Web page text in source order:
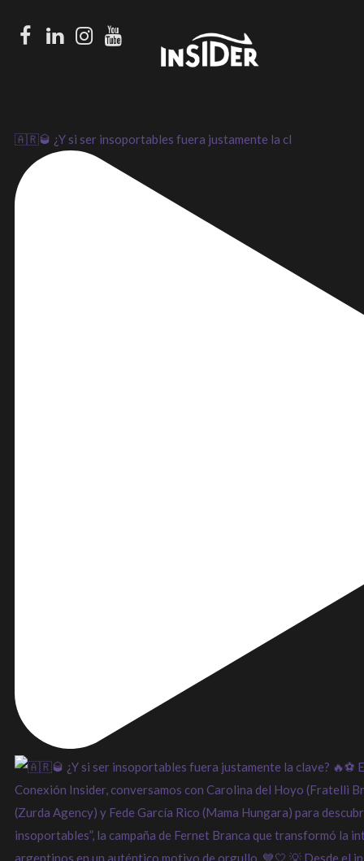
Facebook
LinkedIn
Instagram
Youtube
🇦🇷🥃 ¿Y si ser insoportables fuera justamente la cl